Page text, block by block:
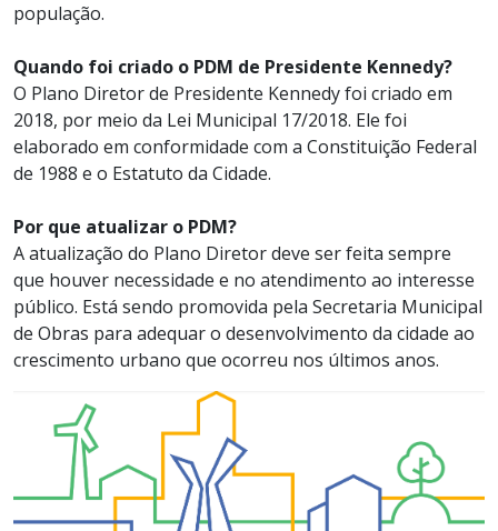
população.
Quando foi criado o PDM de Presidente Kennedy?
O Plano Diretor de Presidente Kennedy foi criado em
2018, por meio da Lei Municipal 17/2018. Ele foi
elaborado em conformidade com a Constituição Federal
de 1988 e o Estatuto da Cidade.
Por que atualizar o PDM?
A atualização do Plano Diretor deve ser feita sempre
que houver necessidade e no atendimento ao interesse
público. Está sendo promovida pela Secretaria Municipal
de Obras para adequar o desenvolvimento da cidade ao
crescimento urbano que ocorreu nos últimos anos.